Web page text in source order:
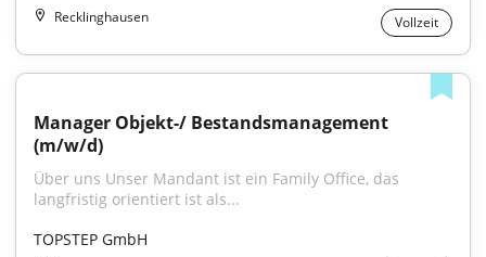
Recklinghausen Vollzeit
Manager Objekt-/ Bestandsmanagement
(m/w/d)
Über uns Unser Mandant ist ein Family Office, das
langfristig orientiert ist als...
TOPSTEP GmbH